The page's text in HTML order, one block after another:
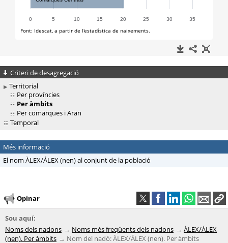
Criteri de desagregació
Territorial
Per províncies
Per àmbits
Per comarques i Aran
Temporal
Més informació
El nom ÀLEX/ÁLEX (nen) al conjunt de la població
Opinar
Sou aquí:
Noms dels nadons
Noms més freqüents dels nadons
ÀLEX/ÁLEX
(nen). Per àmbits
Nom del nadó: ÀLEX/ÁLEX (nen). Per àmbits